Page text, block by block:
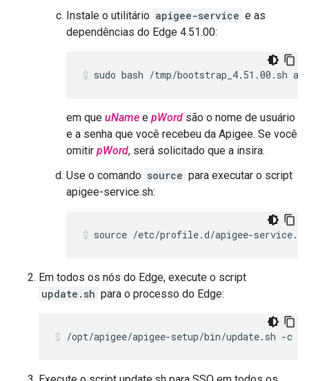
Instale o utilitário apigee-service e as
dependências do Edge 4.51.00:
sudo bash /tmp/bootstrap_4.51.00.sh
em que uName e pWord são o nome de usuário
e a senha que você recebeu da Apigee. Se você
omitir pWord, será solicitado que a insira.
Use o comando source para executar o script
apigee-service.sh:
source /etc/profile.d/apigee-service.sh
Em todos os nós do Edge, execute o script
update.sh para o processo do Edge:
/opt/apigee/apigee-setup/bin/update.sh -c